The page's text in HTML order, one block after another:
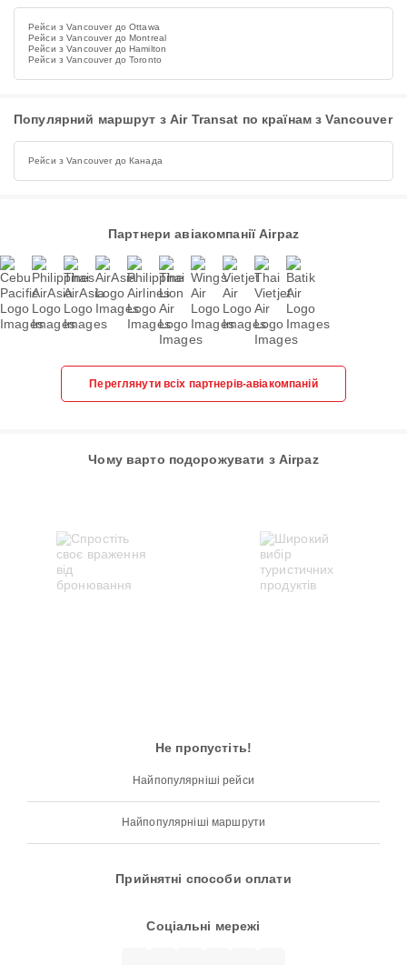
Рейси з Vancouver до Ottawa
Рейси з Vancouver до Montreal
Рейси з Vancouver до Hamilton
Рейси з Vancouver до Toronto
Популярний маршрут з Air Transat по країнам з Vancouver
Рейси з Vancouver до Канада
Партнери авіакомпанії Airpaz
Переглянути всіх партнерів-авіакомпаній
Чому варто подорожувати з Airpaz
Не пропустіть!
Найпопулярніші рейси
Найпопулярніші маршрути
Прийнятні способи оплати
Соціальні мережі